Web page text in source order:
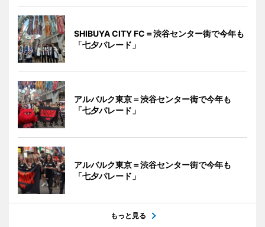
SHIBUYA CITY FC＝渋谷センター街で今年も
「七夕パレード」
アルバルク東京＝渋谷センター街で今年も
「七夕パレード」
アルバルク東京＝渋谷センター街で今年も
「七夕パレード」
もっと見る